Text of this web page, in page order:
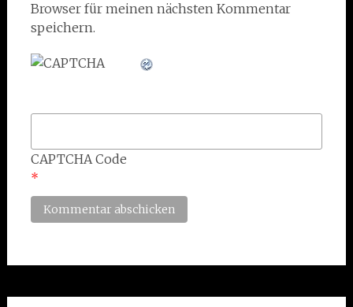
Browser für meinen nächsten Kommentar
speichern.
CAPTCHA Code
*